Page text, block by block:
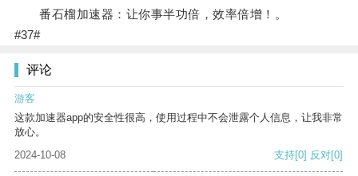
番石榴加速器：让你事半功倍，效率倍增！。
#37#
评论
游客
这款加速器app的安全性很高，使用过程中不会泄露个人信息，让我非常
放心。
2024-10-08
支持[0] 反对[0]